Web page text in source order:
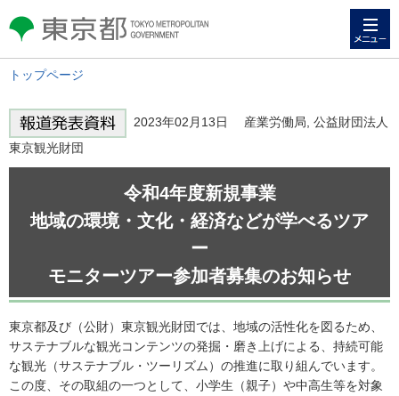
東京都 TOKYO METROPOLITAN
GOVERNMENT
トップページ
2023年02月13日 産業労働局, 公益財団法人
東京観光財団
令和4年度新規事業
地域の環境・文化・経済などが学べるツア
ー
モニターツアー参加者募集のお知らせ
東京都及び（公財）東京観光財団では、地域の活性化を図るため、
サステナブルな観光コンテンツの発掘・磨き上げによる、持続可能
な観光（サステナブル・ツーリズム）の推進に取り組んでいます。
この度、その取組の一つとして、小学生（親子）や中高生等を対象